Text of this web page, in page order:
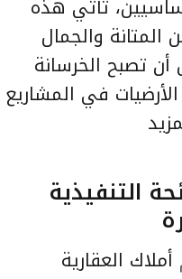
تأتي هذه
المتانة والجمال
تصبح الخرسانة
في المشاريع
التنفيذية
أملاك العقارية